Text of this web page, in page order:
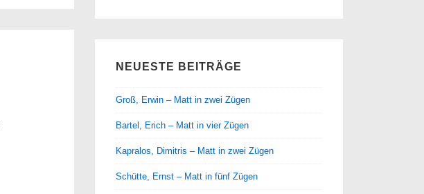
NEUESTE BEITRÄGE
Groß, Erwin – Matt in zwei Zügen
Bartel, Erich – Matt in vier Zügen
Kapralos, Dimitris – Matt in zwei Zügen
Schütte, Ernst – Matt in fünf Zügen